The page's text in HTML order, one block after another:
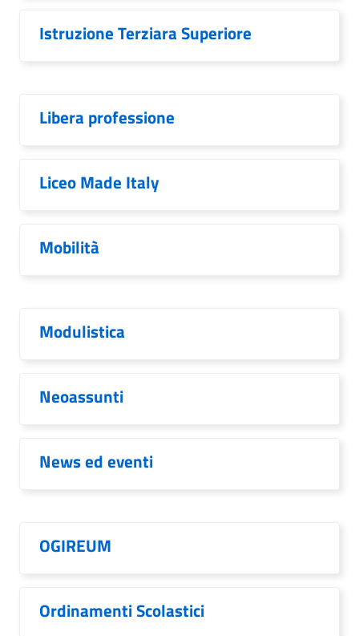
Istruzione Terziara Superiore
Libera professione
Liceo Made Italy
Mobilità
Modulistica
Neoassunti
News ed eventi
OGIREUM
Ordinamenti Scolastici